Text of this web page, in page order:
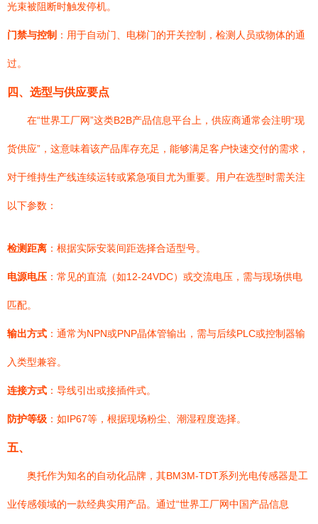
光束被阻断时触发停机。
门禁与控制 ：用于自动门、电梯门的开关控制，检测人员或物体的通
过。
四、选型与供应要点
在“世界工厂网”这类B2B产品信息平台上，供应商通常会注明“现
货供应”，这意味着该产品库存充足，能够满足客户快速交付的需求，
对于维持生产线连续运转或紧急项目尤为重要。用户在选型时需关注
以下参数：
检测距离 ：根据实际安装间距选择合适型号。
电源电压 ：常见的直流（如12-24VDC）或交流电压，需与现场供电
匹配。
输出方式 ：通常为NPN或PNP晶体管输出，需与后续PLC或控制器输
入类型兼容。
连接方式 ：导线引出或接插件式。
防护等级 ：如IP67等，根据现场粉尘、潮湿程度选择。
五、
奥托作为知名的自动化品牌，其BM3M-TDT系列光电传感器是工
业传感领域的一款经典实用产品。通过“世界工厂网中国产品信息